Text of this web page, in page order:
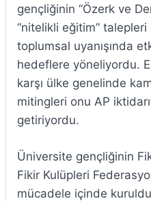
gençliğinin “Özerk ve
“nitelikli eğitim”
toplumsal uyanışında
hedeflere yöneliyordu.
karşı ülke genelinde
mitingleri onu AP
getiriyordu.
Üniversite gençliğinin
Fikir Kulüpleri
mücadele içinde